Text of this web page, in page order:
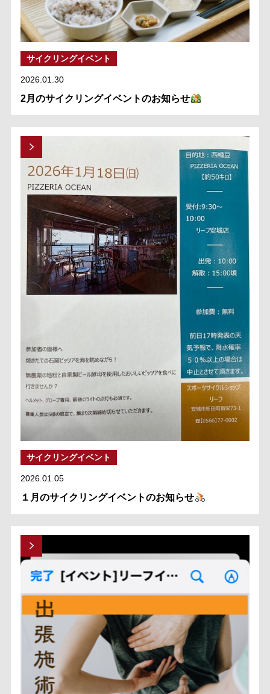
サイクリングイベント
2026.01.30
2月のサイクリングイベントのお知らせ
サイクリングイベント
2026.01.05
１月のサイクリングイベントのお知らせ